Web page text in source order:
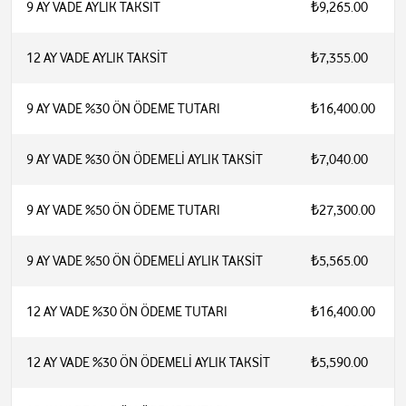
9 AY VADE AYLIK TAKSİT ₺9,265.00
12 AY VADE AYLIK TAKSİT ₺7,355.00
9 AY VADE %30 ÖN ÖDEME TUTARI ₺16,400.00
9 AY VADE %30 ÖN ÖDEMELİ AYLIK TAKSİT ₺7,040.00
9 AY VADE %50 ÖN ÖDEME TUTARI ₺27,300.00
9 AY VADE %50 ÖN ÖDEMELİ AYLIK TAKSİT ₺5,565.00
12 AY VADE %30 ÖN ÖDEME TUTARI ₺16,400.00
12 AY VADE %30 ÖN ÖDEMELİ AYLIK TAKSİT ₺5,590.00